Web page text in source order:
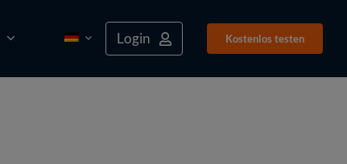
Login Kostenlos tes­ten